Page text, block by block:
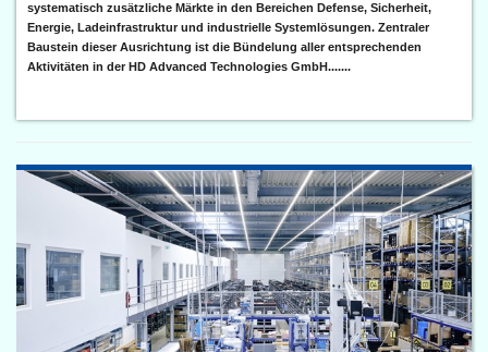
systematisch zusätzliche Märkte in den Bereichen Defense, Sicherheit,
Energie, Ladeinfrastruktur und industrielle Systemlösungen. Zentraler
Baustein dieser Ausrichtung ist die Bündelung aller entsprechenden
Aktivitäten in der HD Advanced Technologies GmbH.......